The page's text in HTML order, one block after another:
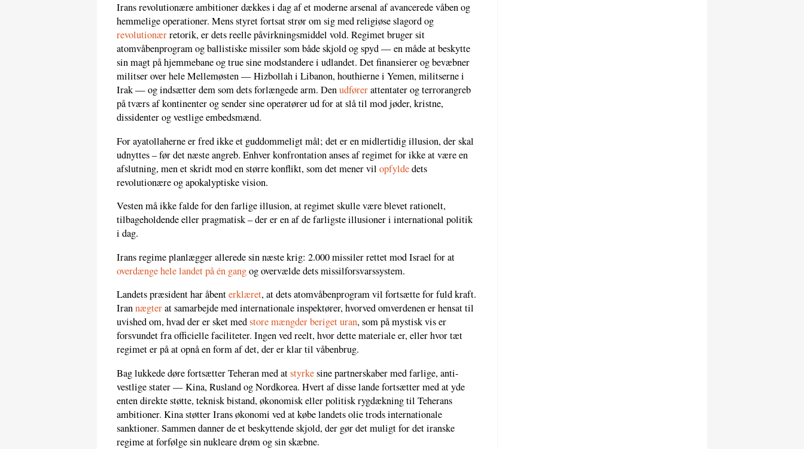
Irans revolutionære ambitioner dækkes i dag af et moderne arsenal af avancerede våben og
hemmelige operationer. Mens styret fortsat strør om sig med religiøse slagord og
revolutionærretorik, er dets reelle påvirkningsmiddel vold. Regimet bruger sit
atomvåbenprogram og ballistiske missiler som både skjold og spyd — en måde at beskytte
sin magt på hjemmebane og true sine modstandere i udlandet. Det finansierer og bevæbner
militser over hele Mellemøsten — Hizbollah i Libanon, houthierne i Yemen, militserne i
Irak — og indsætter dem som dets forlængede arm. Denudførerattentater og terrorangreb
på tværs af kontinenter og sender sine operatører ud for at slå til mod jøder, kristne,
dissidenter og vestlige embedsmænd.
For ayatollaherne er fred ikke et guddommeligt mål; det er en midlertidig illusion, der skal
udnyttes – før det næste angreb. Enhver konfrontation anses af regimet for ikke at være en
afslutning, men et skridt mod en større konflikt, som det mener vil opfyldedets
revolutionære og apokalyptiske vision.
Vesten må ikke falde for den farlige illusion, at regimet skulle være blevet rationelt,
tilbageholdende eller pragmatisk – der er en af de farligste illusioner i international politik
i dag.
Irans regime planlægger allerede sin næste krig: 2.000 missiler rettet mod Israel for at
overdænge hele landet på én gangog overvælde dets missilforsvarssystem.
Landets præsident har åbenterklæret, at dets atomvåbenprogram vil fortsætte for fuld kraft.
Irannægterat samarbejde med internationale inspektører, hvorved omverdenen er hensat til
uvished om, hvad der er sket medstore mængder beriget uran, som på mystisk vis er
forsvundet fra officielle faciliteter. Ingen ved reelt, hvor dette materiale er, eller hvor tæt
regimet er på at opnå en form af det, der er klar til våbenbrug.
Bag lukkede døre fortsætter Teheran med atstyrkesine partnerskaber med farlige, anti-
vestlige stater — Kina, Rusland og Nordkorea. Hvert af disse lande fortsætter med at yde
enten direkte støtte, teknisk bistand, økonomisk eller politisk rygdækning til Teherans
ambitioner. Kina støtter Irans økonomi ved at købe landets olie trods internationale
sanktioner. Sammen danner de et beskyttende skjold, der gør det muligt for det iranske
regime at forfølge sin nukleare drøm og sin skæbne.